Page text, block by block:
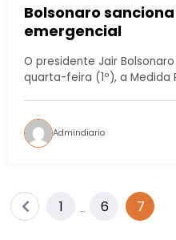
Bolsonaro
emergencial
O presidente Jair
quarta-feira (1º), a Medida
Admindiario
1 6 7